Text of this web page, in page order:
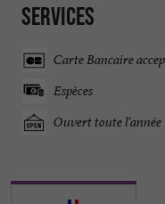
Services
Carte Bancaire
Espèces
Ouvert toute l'année